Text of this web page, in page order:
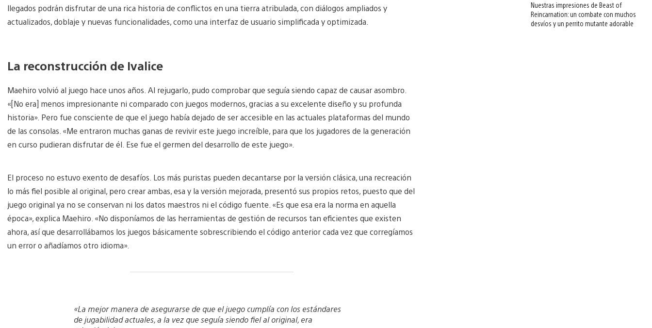
llegados podrán disfrutar de una rica historia de conflictos en una tierra atribulada, con diálogos ampliados y
actualizados, doblaje y nuevas funcionalidades, como una interfaz de usuario simplificada y optimizada.
La reconstrucción de Ivalice
Maehiro volvió al juego hace unos años. Al rejugarlo, pudo comprobar que seguía siendo capaz de causar asombro.
«[No era] menos impresionante ni comparado con juegos modernos, gracias a su excelente diseño y su profunda
historia». Pero fue consciente de que el juego había dejado de ser accesible en las actuales plataformas del mundo
de las consolas. «Me entraron muchas ganas de revivir este juego increíble, para que los jugadores de la generación
en curso pudieran disfrutar de él. Ese fue el germen del desarrollo de este juego».
El proceso no estuvo exento de desafíos. Los más puristas pueden decantarse por la versión clásica, una recreación
lo más fiel posible al original, pero crear ambas, esa y la versión mejorada, presentó sus propios retos, puesto que del
juego original ya no se conservan ni los datos maestros ni el código fuente. «Es que esa era la norma en aquella
época», explica Maehiro. «No disponíamos de las herramientas de gestión de recursos tan eficientes que existen
ahora, así que desarrollábamos los juegos básicamente sobrescribiendo el código anterior cada vez que corregíamos
un error o añadíamos otro idioma».
«La mejor manera de asegurarse de que el juego cumplía con los estándares
de jugabilidad actuales, a la vez que seguía siendo fiel al original, era
Nuestras impresiones de Beast of
Reincarnation: un combate con muchos
desvíos y un perrito mutante adorable